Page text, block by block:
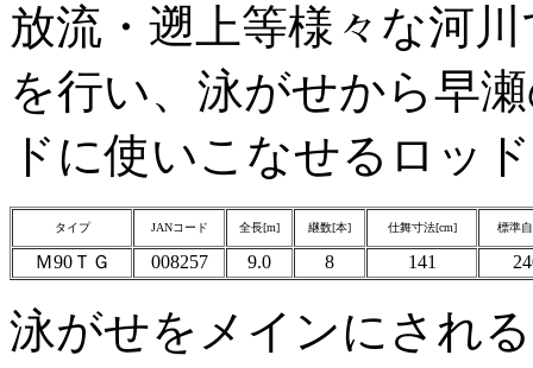
放流・遡上等様々な河
を行い、泳がせから早
ドに使いこなせるロッ
タイプ JANコード 全長[m] 継数[本] 仕舞寸法[cm] 標準
Ｍ90ＴＧ 008257 9.0 8 141
泳がせをメインにされ